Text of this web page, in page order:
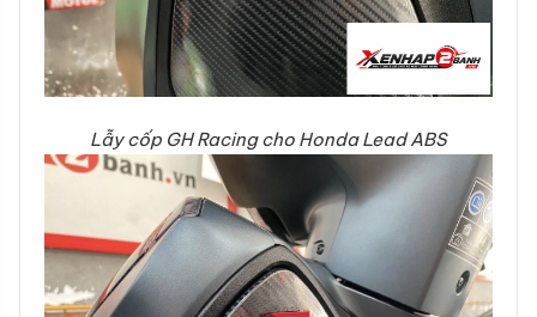
Lẫy cốp GH Racing cho Honda Lead ABS